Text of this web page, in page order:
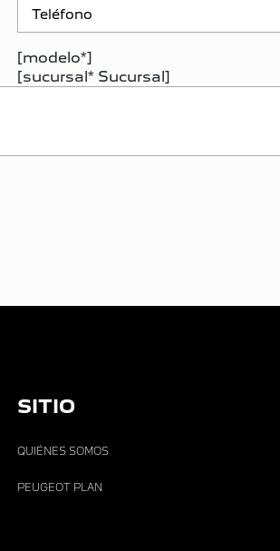
[modelo*]
[sucursal* Sucursal]
SITIO
QUIÉNES SOMOS
PEUGEOT PLAN